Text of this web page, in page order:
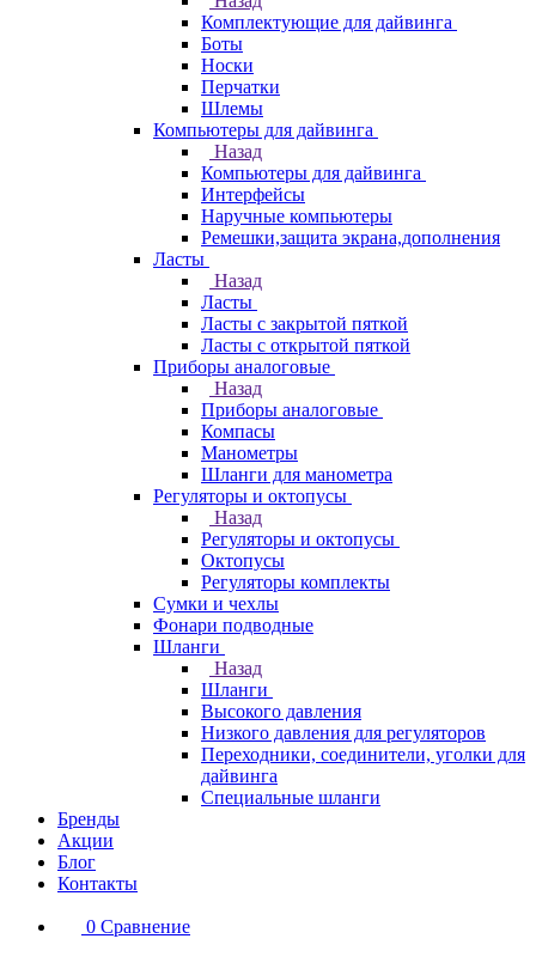
Комплектующие для дайвинга
Боты
Носки
Перчатки
Шлемы
Компьютеры для дайвинга
Назад
Компьютеры для дайвинга
Интерфейсы
Наручные компьютеры
Ремешки,защита экрана,дополнения
Ласты
Назад
Ласты
Ласты с закрытой пяткой
Ласты с открытой пяткой
Приборы аналоговые
Назад
Приборы аналоговые
Компасы
Манометры
Шланги для манометра
Регуляторы и октопусы
Назад
Регуляторы и октопусы
Октопусы
Регуляторы комплекты
Сумки и чехлы
Фонари подводные
Шланги
Назад
Шланги
Высокого давления
Низкого давления для регуляторов
Переходники, соединители, уголки для
дайвинга
Специальные шланги
Бренды
Акции
Блог
Контакты
0 Сравнение